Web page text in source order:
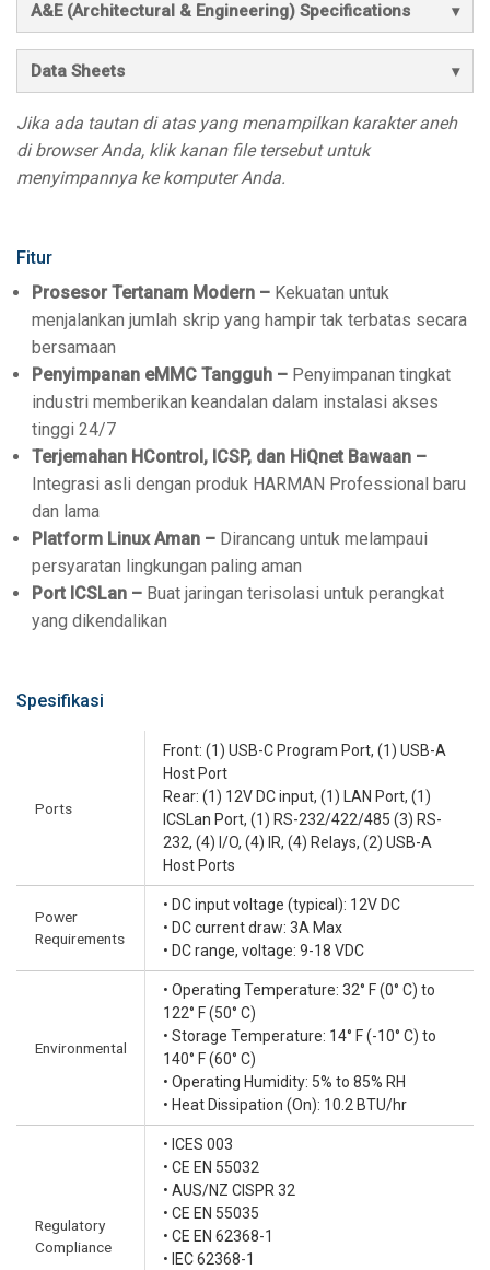
A&E (Architectural & Engineering) Specifications
Data Sheets
Jika ada tautan di atas yang menampilkan karakter aneh
di browser Anda, klik kanan file tersebut untuk
menyimpannya ke komputer Anda.
Fitur
Prosesor Tertanam Modern – Kekuatan untuk
menjalankan jumlah skrip yang hampir tak terbatas secara
bersamaan
Penyimpanan eMMC Tangguh – Penyimpanan tingkat
industri memberikan keandalan dalam instalasi akses
tinggi 24/7
Terjemahan HControl, ICSP, dan HiQnet Bawaan –
Integrasi asli dengan produk HARMAN Professional baru
dan lama
Platform Linux Aman – Dirancang untuk melampaui
persyaratan lingkungan paling aman
Port ICSLan – Buat jaringan terisolasi untuk perangkat
yang dikendalikan
Spesifikasi
Ports
Front: (1) USB-C Program Port, (1) USB-A
Host Port
Rear: (1) 12V DC input, (1) LAN Port, (1)
ICSLan Port, (1) RS-232/422/485 (3) RS-
232, (4) I/O, (4) IR, (4) Relays, (2) USB-A
Host Ports
Power
Requirements
• DC input voltage (typical): 12V DC
• DC current draw: 3A Max
• DC range, voltage: 9-18 VDC
Environmental
• Operating Temperature: 32° F (0° C) to
122° F (50° C)
• Storage Temperature: 14° F (-10° C) to
140° F (60° C)
• Operating Humidity: 5% to 85% RH
• Heat Dissipation (On): 10.2 BTU/hr
Regulatory
Compliance
• ICES 003
• CE EN 55032
• AUS/NZ CISPR 32
• CE EN 55035
• CE EN 62368-1
• IEC 62368-1